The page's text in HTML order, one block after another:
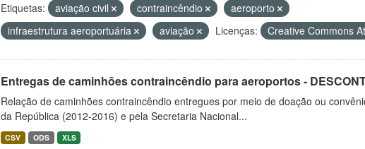
Etiquetas: aviação civil contraincêndio
aeroporto
infraestrutura aeroportuária
aviação Licenças: Creative Commons
Entregas de caminhões contraincêndio para aeroportos -
Relação de caminhões contraincêndio entregues por meio de doação ou
da República (2012-2016) e pela Secretaria Nacional...
CSV ODS XLS